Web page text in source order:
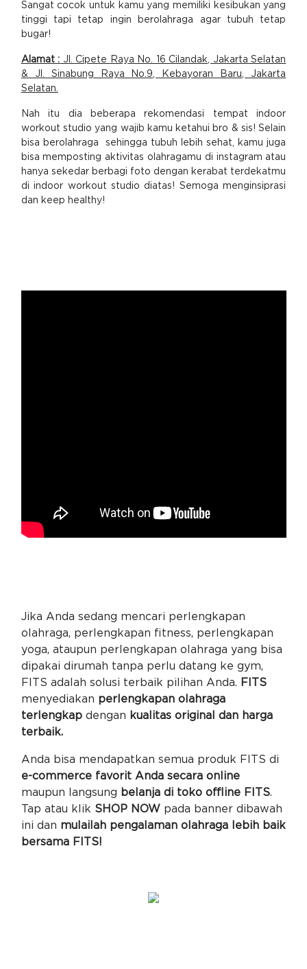
Sangat cocok untuk kamu yang memiliki kesibukan yang
tinggi tapi tetap ingin berolahraga agar tubuh tetap
bugar!
Alamat : Jl. Cipete Raya No. 16 Cilandak, Jakarta Selatan
& Jl. Sinabung Raya No.9, Kebayoran Baru, Jakarta
Selatan.
Nah itu dia beberapa rekomendasi tempat indoor
workout studio yang wajib kamu ketahui bro & sis! Selain
bisa berolahraga sehingga tubuh lebih sehat, kamu juga
bisa memposting aktivitas olahragamu di instagram atau
hanya sekedar berbagi foto dengan kerabat terdekatmu
di indoor workout studio diatas! Semoga menginsiprasi
dan keep healthy!
Jika Anda sedang mencari perlengkapan
olahraga, perlengkapan fitness, perlengkapan
yoga, ataupun perlengkapan olahraga yang bisa
dipakai dirumah tanpa perlu datang ke gym,
FITS adalah solusi terbaik pilihan Anda. FITS
menyediakan perlengkapan olahraga
terlengkapdengan kualitas original dan harga
terbaik.
Anda bisa mendapatkan semua produk FITS di
e-commerce favorit Anda secara online
maupun langsung belanja di toko offline FITS.
Tap atau klik SHOP NOW pada banner dibawah
ini dan mulailah pengalaman olahraga lebih baik
bersama FITS!